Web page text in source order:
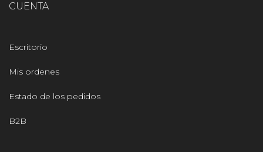
CUENTA
Escritorio
Mis ordenes
Estado de los pedidos
B2B